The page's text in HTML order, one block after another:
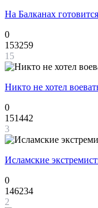
На Балканах
0
153259
15
Никто не хотел
0
151442
3
Исламские
0
146234
2